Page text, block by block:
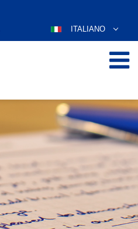
POLSKI
FRANÇAIS
ITALIANO
عربي
日本語
ČEŠTINA
PORTUGUÊS
РУССКИЙ